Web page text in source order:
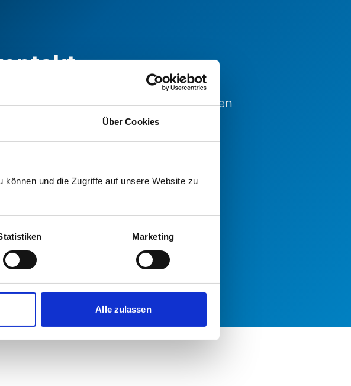
Über Cookies
und die Zugriffe auf unsere Website zu
Marketing
Alle zulassen
Themen und für weiterführenden
können Sie sich gerne an unsere